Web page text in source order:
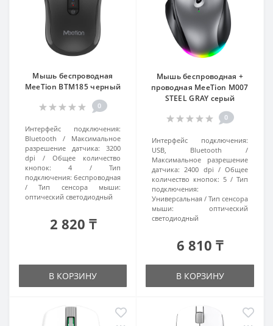
Мышь беспроводная
MeeTion BTM185 черный
0
Интерфейс подключения:
Bluetooth
Максимальное
разрешение датчика:
3200
dpi
Общее количество
кнопок:
4
Тип
подключения: беспроводная
Тип сенсора мыши:
оптический светодиодный
2 820 ₸
В КОРЗИНУ
Мышь беспроводная +
проводная MeeTion M007
STEEL GRAY серый
0
Интерфейс подключения:
USB, Bluetooth
Максимальное разрешение
датчика: 2400 dpi
Общее
количество кнопок: 5
Тип
подключения:
Универсальная
Тип сенсора
мыши:
оптический
светодиодный
6 810 ₸
В КОРЗИНУ